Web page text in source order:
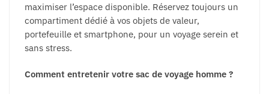
maximiser l’espace disponible. Réservez toujours un
compartiment dédié à vos objets de valeur,
portefeuille et smartphone, pour un voyage serein et
sans stress.
Comment entretenir votre sac de voyage homme ?